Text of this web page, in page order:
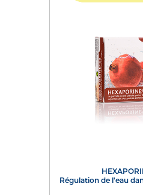
régulation de l'eau